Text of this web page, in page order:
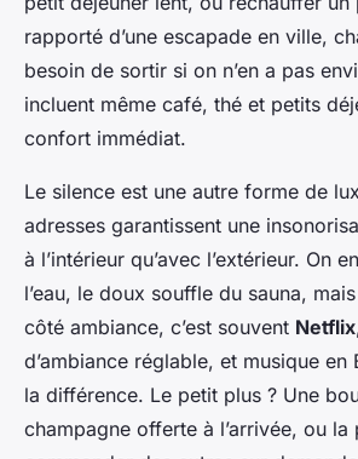
rapporté d’une escapade en ville,
besoin de sortir si on n’en a pas
incluent même café, thé et petits
confort immédiat.
Le silence est une autre forme de
adresses garantissent une
à l’intérieur qu’avec l’extérieur. On
l’eau, le doux souffle du sauna,
côté ambiance, c’est souvent Netflix
d’ambiance réglable, et musique
la différence. Le petit plus ? Une
champagne offerte à l’arrivée, ou